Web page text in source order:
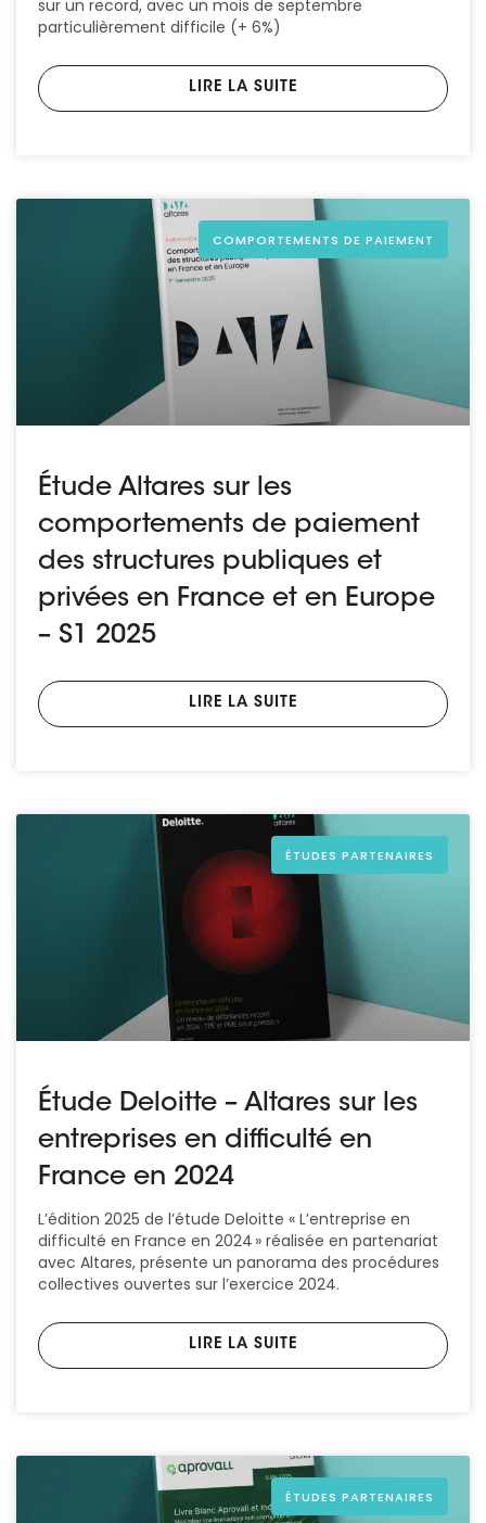
sur un record, avec un mois de septembre
particulièrement difficile (+ 6%)
LIRE LA SUITE
COMPORTEMENTS DE PAIEMENT
Étude Altares sur les
comportements de paiement
des structures publiques et
privées en France et en Europe
– S1 2025
LIRE LA SUITE
ÉTUDES PARTENAIRES
Étude Deloitte – Altares sur les
entreprises en difficulté en
France en 2024
L’édition 2025 de l’étude Deloitte « L’entreprise en
difficulté en France en 2024 » réalisée en partenariat
avec Altares, présente un panorama des procédures
collectives ouvertes sur l’exercice 2024.
LIRE LA SUITE
ÉTUDES PARTENAIRES